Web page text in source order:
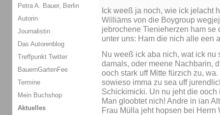
Ick weeß ja noch, wie ick jelacht
Williäms von die Boygroup
jebrochene Tienieherzen ham
unter uns: Ham die nich alle een
Nu weeß ick aba nich, wat ick
damals, oder meene Nachbarin,
ooch stark uff Mitte fürzich zu,
sowieso imma zu sea uff
Schickimicki. Un nu jeht die
Man gloobtet nich! Andre in ian
Frau Mülla jeht hopsen bei Herrn
Petra A. Bauer, Berlin
Autorin
Journalistin
Das Autorenblog
Treffpunkt Twitter
BauernGartenFee
Termine
Mein Buchshop
Aktuelles